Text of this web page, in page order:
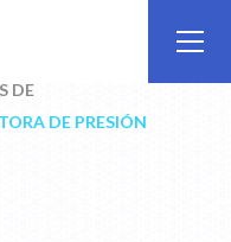
DE
DE PRESIÓN